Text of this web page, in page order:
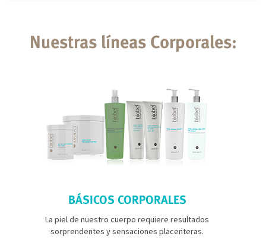
Nuestras líneas Corporales:
BÁSICOS CORPORALES
La piel de nuestro cuerpo requiere resultados
sorprendentes y sensaciones placenteras.